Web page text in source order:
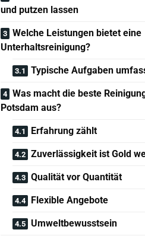
und putzen lassen
Welche Leistungen bietet eine
Unterhaltsreinigung?
Typische Aufgaben
Was macht die beste
Potsdam aus?
Erfahrung zählt
Zuverlässigkeit ist Gold
Qualität vor Quantität
Flexible Angebote
Umweltbewusstsein